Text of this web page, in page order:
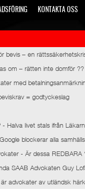
KONTAKTA OSS
bevis – en
om – rätten inte domför ??
med
= godtyckeslag
Halva livet stals ifrån
blockerar alla
- Är dessa REDBARA
SAAB Advokaten Guy
advokater av utländsk